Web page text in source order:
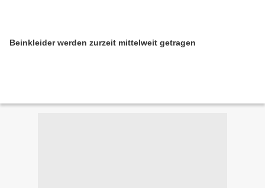
Beinkleider werden zurzeit mittelweit getragen